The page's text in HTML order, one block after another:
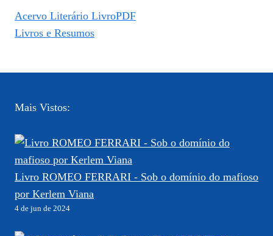
Acervo Literário LivroPDF
Livros e Resumos
Mais Vistos:
Livro ROMEO FERRARI - Sob o domínio do mafioso
por Kerlem Viana
4 de jun de 2024